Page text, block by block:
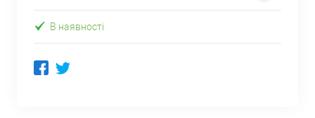
В наявності